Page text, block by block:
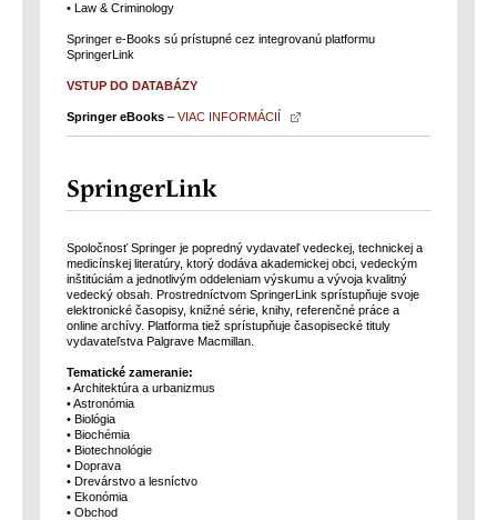
• Law & Criminology
Springer e-Books sú prístupné cez integrovanú platformu
SpringerLink
VSTUP DO DATABÁZY
Springer eBooks – VIAC INFORMÁCIÍ
SpringerLink
Spoločnosť Springer je popredný vydavateľ vedeckej, technickej a
medicínskej literatúry, ktorý dodáva akademickej obci, vedeckým
inštitúciám a jednotlivým oddeleniam výskumu a vývoja kvalitný
vedecký obsah. Prostredníctvom SpringerLink sprístupňuje svoje
elektronické časopisy, knižné série, knihy, referenčné práce a
online archívy. Platforma tiež sprístupňuje časopisecké tituly
vydavateľstva Palgrave Macmillan.
Tematické zameranie:
• Architektúra a urbanizmus
• Astronómia
• Biológia
• Biochémia
• Biotechnológie
• Doprava
• Drevárstvo a lesníctvo
• Ekonómia
• Obchod